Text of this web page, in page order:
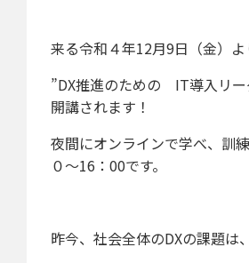
来る令和４年12月9日（金）よ
”DX推進のための IT導入リー
開講されます！
夜間にオンラインで学べ、訓
０～16：00です。
昨今、社会全体のDXの課題は、